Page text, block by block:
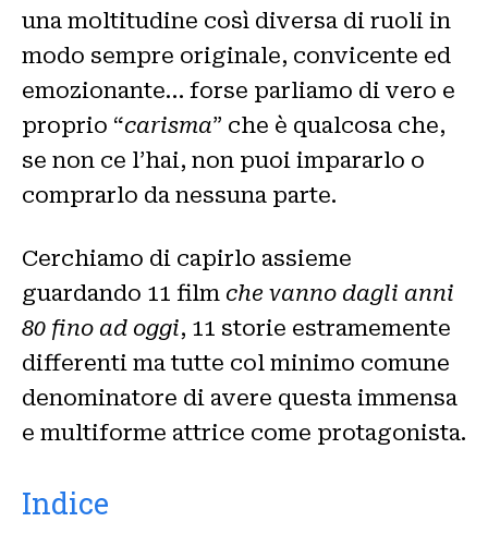
una moltitudine così diversa di ruoli in
modo sempre originale, convicente ed
emozionante… forse parliamo di vero e
proprio “carisma” che è qualcosa che,
se non ce l’hai, non puoi impararlo o
comprarlo da nessuna parte.
Cerchiamo di capirlo assieme
guardando 11 film che vanno dagli anni
80 fino ad oggi, 11 storie estramemente
differenti ma tutte col minimo comune
denominatore di avere questa immensa
e multiforme attrice come protagonista.
Indice